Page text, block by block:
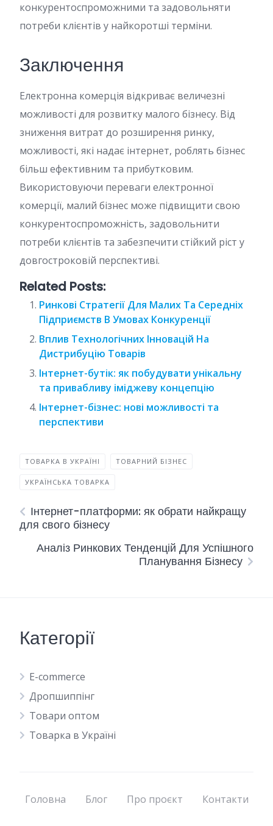
конкурентоспроможними та задовольняти
потреби клієнтів у найкоротші терміни.
Заключення
Електронна комерція відкриває величезні
можливості для розвитку малого бізнесу. Від
зниження витрат до розширення ринку,
можливості, які надає інтернет, роблять бізнес
більш ефективним та прибутковим.
Використовуючи переваги електронної
комерції, малий бізнес може підвищити свою
конкурентоспроможність, задовольнити
потреби клієнтів та забезпечити стійкий ріст у
довгостроковій перспективі.
Related Posts:
Ринкові Стратегії Для Малих Та Середніх
Підприємств В Умовах Конкуренції
Вплив Технологічних Інновацій На
Дистрибуцію Товарів
Інтернет-бутік: як побудувати унікальну
та привабливу іміджеву концепцію
Інтернет-бізнес: нові можливості та
перспективи
ТОВАРКА В УКРАЇНІ ТОВАРНИЙ БІЗНЕС
УКРАЇНСЬКА ТОВАРКА
Інтернет-платформи: як обрати найкращу
для свого бізнесу
Аналіз Ринкових Тенденцій Для Успішного
Планування Бізнесу
Категорії
E-commerce
Дропшиппінг
Товари оптом
Товарка в Україні
Головна Блог Про проєкт Контакти